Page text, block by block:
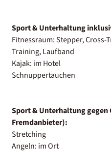
Sport & Unterhaltung
Fitnessraum: Stepper,
Training, Laufband
Kajak: im Hotel
Schnuppertauchen
Sport & Unterhaltung gegen
Fremdanbieter):
Stretching
Angeln: im Ort